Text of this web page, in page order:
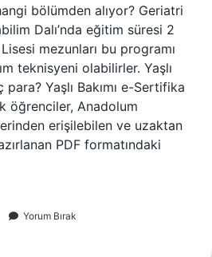
bölümden alıyor? Geriatri
Dalı’nda eğitim süresi 2
mezunları bu programı
teknisyeni olabilirler. Yaşlı
Yaşlı Bakımı e-Sertifika
öğrenciler, Anadolum
erişilebilen ve uzaktan
PDF formatındaki
Yorum Bırak